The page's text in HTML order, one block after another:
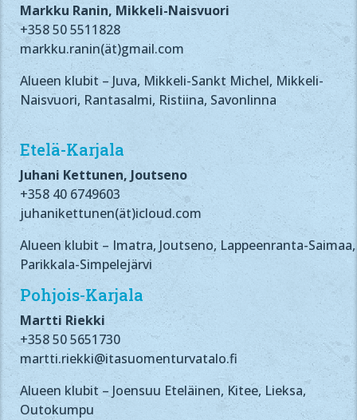
Markku Ranin, Mikkeli-Naisvuori
+358 50 5511828
markku.ranin(ät)gmail.com
Alueen klubit – Juva, Mikkeli-Sankt Michel, Mikkeli-
Naisvuori, Rantasalmi, Ristiina, Savonlinna
Etelä-Karjala
Juhani Kettunen, Joutseno
+358 40 6749603
juhanikettunen(ät)icloud.com
Alueen klubit – Imatra, Joutseno, Lappeenranta-Saimaa,
Parikkala-Simpelejärvi
Pohjois-Karjala
Martti Riekki
+358 50 5651730
martti.riekki@itasuomenturvatalo.fi
Alueen klubit – Joensuu Eteläinen, Kitee, Lieksa,
Outokumpu